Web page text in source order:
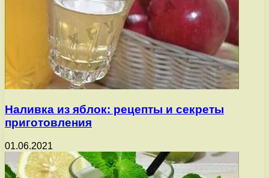
Наливка из яблок: рецепты и секреты
приготовления
01.06.2021